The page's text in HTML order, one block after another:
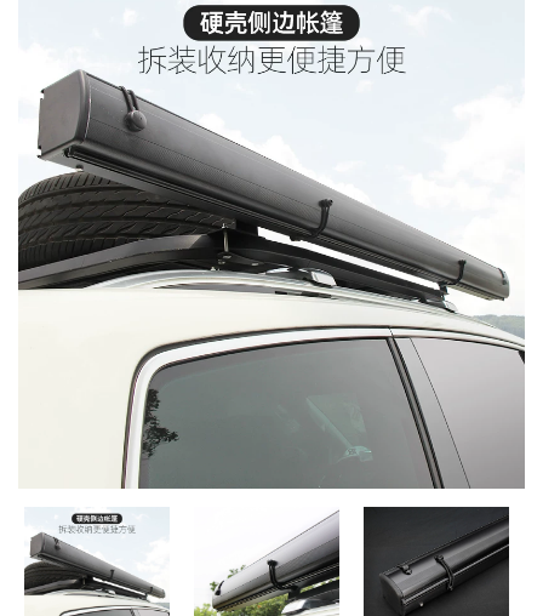
hệ
MUA
NHIỀU
NHẤT
KIA
TOYOTA
HONDA
CHEVROLET
VOLKSWAGEN
MERCEDES
HYUNDAI